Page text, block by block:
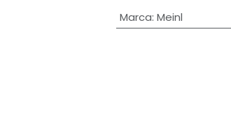
Marca: Meinl